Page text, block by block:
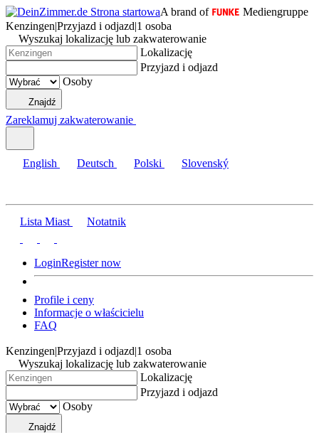
A brand of
Mediengruppe
Kenzingen|Przyjazd i odjazd|1 osoba
Wyszukaj lokalizację lub zakwaterowanie
Lokalizację
Przyjazd i odjazd
Osoby
Znajdź
Zareklamuj zakwaterowanie
English Deutsch Polski Slovenský
Lista Miast Notatnik
LoginRegister now
Profile i ceny
Informacje o właścicielu
FAQ
Kenzingen|Przyjazd i odjazd|1 osoba
Wyszukaj lokalizację lub zakwaterowanie
Lokalizację
Przyjazd i odjazd
Osoby
Znajdź